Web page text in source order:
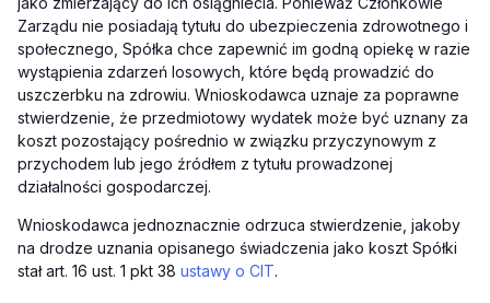
Zarządu nie posiadają tytułu do ubezpieczenia zdrowotnego i
społecznego, Spółka chce zapewnić im godną opiekę w razie
wystąpienia zdarzeń losowych, które będą prowadzić do
uszczerbku na zdrowiu. Wnioskodawca uznaje za poprawne
stwierdzenie, że przedmiotowy wydatek może być uznany za
koszt pozostający pośrednio w związku przyczynowym z
przychodem lub jego źródłem z tytułu prowadzonej
działalności gospodarczej.
Wnioskodawca jednoznacznie odrzuca stwierdzenie, jakoby
na drodze uznania opisanego świadczenia jako koszt Spółki
stał art. 16 ust. 1 pkt 38 ustawy o CIT.